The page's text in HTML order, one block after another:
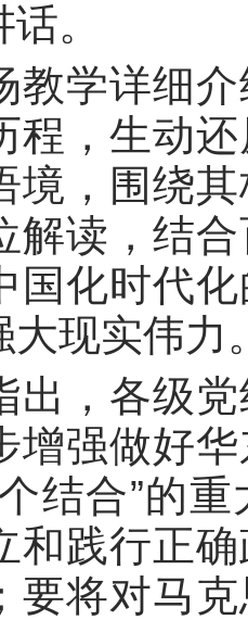
。
学详细介
程，生动
境，围绕
解读，结
国化时代
大现实伟力
，各级党
增强做好
结合”的
和践行正
要将对马